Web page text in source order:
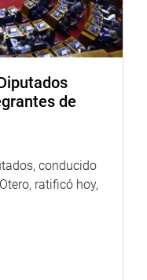
de
conducido
ratificó hoy,